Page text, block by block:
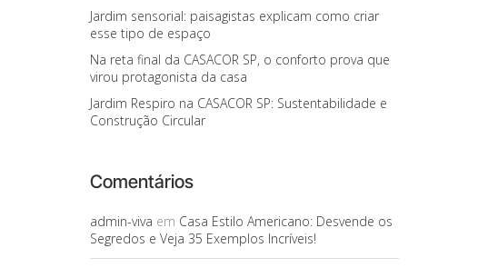
Jardim sensorial: paisagistas explicam como criar
esse tipo de espaço
Na reta final da CASACOR SP, o conforto prova que
virou protagonista da casa
Jardim Respiro na CASACOR SP: Sustentabilidade e
Construção Circular
Comentários
admin-viva em Casa Estilo Americano: Desvende os
Segredos e Veja 35 Exemplos Incríveis!